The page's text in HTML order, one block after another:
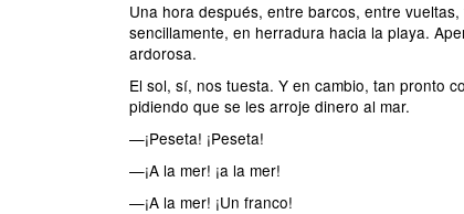
Una hora después, entre barcos, entre
sencillamente, en herradura hacia la playa.
ardorosa.
El sol, sí, nos tuesta. Y en cambio, tan pronto
pidiendo que se les arroje dinero al mar.
—¡Peseta! ¡Peseta!
—¡A la mer! ¡a la mer!
—¡A la mer! ¡Un franco!